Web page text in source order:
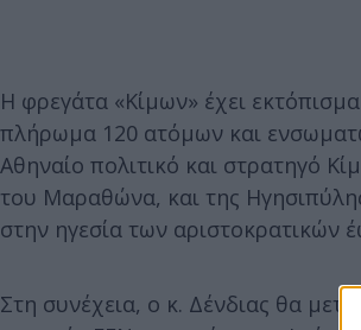
Η φρεγάτα «Κίμων» έχει
πλήρωμα 120 ατόμων και
Αθηναίο πολιτικό και στρατηγό
του Μαραθώνα, και της
στην ηγεσία των αριστοκρατικών
Στη συνέχεια, ο κ. Δένδιας θα